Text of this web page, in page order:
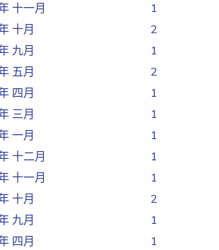
十一月
1
十月
2
九月
1
五月
2
四月
1
三月
1
一月
1
十二月
1
十一月
1
十月
2
九月
1
四月
1